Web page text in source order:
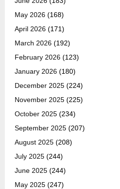
May 2026 (168)
April 2026 (171)
March 2026 (192)
February 2026 (123)
January 2026 (180)
December 2025 (224)
November 2025 (225)
October 2025 (234)
September 2025 (207)
August 2025 (208)
July 2025 (244)
June 2025 (244)
May 2025 (247)